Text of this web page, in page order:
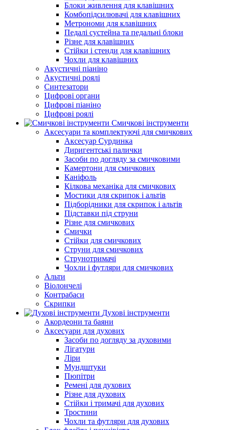
Блоки живлення для клавішних
Комбопідсилювачі для клавішних
Метрономи для клавішних
Педалі сустейна та педальні блоки
Різне для клавішних
Стійки і стенди для клавішних
Чохли для клавішних
Акустичні піаніно
Акустичні роялі
Синтезатори
Цифрові органи
Цифрові піаніно
Цифрові роялі
Смичкові інструменти
Аксесуари та комплектуючі для смичкових
Аксесуар Сурдинка
Диригентські палички
Засоби по догляду за смичковими
Камертони для смичкових
Каніфоль
Кілкова механіка для смичкових
Мостики для скрипок і альтів
Підборiдники для скрипок і альтів
Підставки під струни
Різне для смичкових
Смички
Стійки для смичкових
Струни для смичкових
Струнотримачі
Чохли і футляри для смичкових
Альти
Віолончелі
Контрабаси
Скрипки
Духові інструменти
Акордеони та баяни
Аксесуари для духових
Засоби по догляду за духовими
Лігатури
Ліри
Мундштуки
Пюпітри
Ремені для духових
Різне для духових
Стійки і тримачі для духових
Тростини
Чохли та футляри для духових